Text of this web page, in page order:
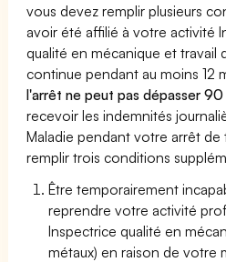
vous devez remplir plusieurs
avoir été affilié à votre activité
qualité en mécanique et travail
continue pendant au moins 12
l'arrêt ne peut pas dépasser 90
recevoir les indemnités
Maladie pendant votre arrêt de
remplir trois conditions
Être temporairement
reprendre votre activité
Inspectrice qualité en
métaux) en raison de votre